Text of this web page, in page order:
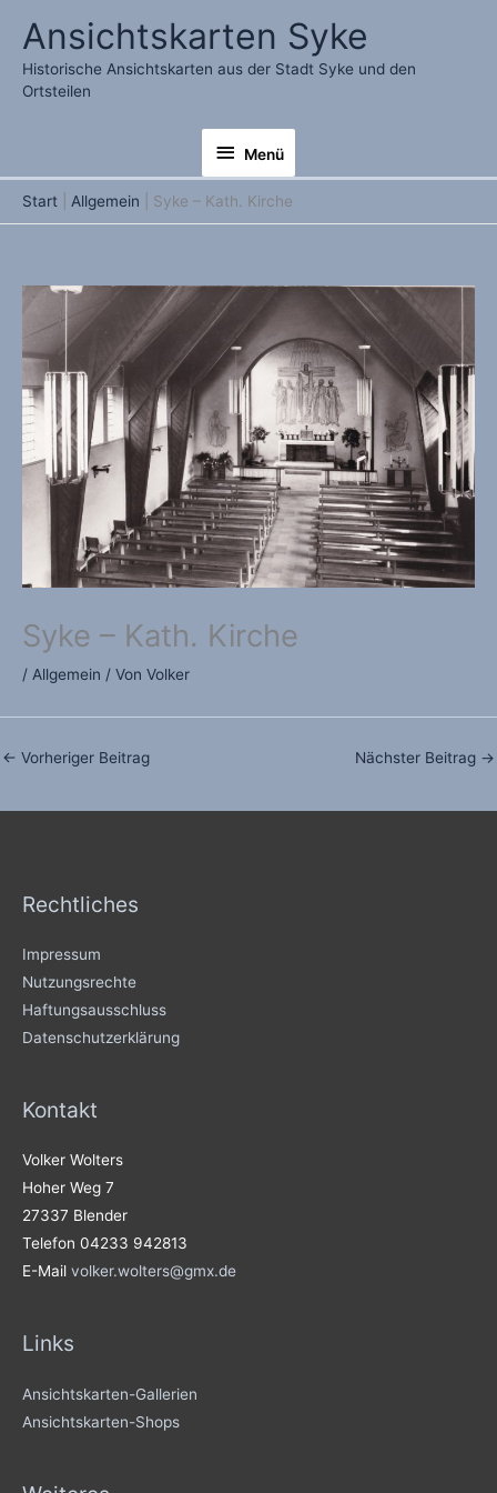
Inhalt
springen
Ansichtskarten Syke
Historische Ansichtskarten aus der Stadt Syke und den
Ortsteilen
Menü
Menü
Start Allgemein Syke – Kath. Kirche
Syke – Kath. Kirche
/ Allgemein / Von Volker
← Vorheriger Beitrag Nächster Beitrag →
Rechtliches
Impressum
Nutzungsrechte
Haftungsausschluss
Datenschutzerklärung
Kontakt
Volker Wolters
Hoher Weg 7
27337 Blender
Telefon 04233 942813
E-Mail volker.wolters@gmx.de
Links
Ansichtskarten-Gallerien
Ansichtskarten-Shops